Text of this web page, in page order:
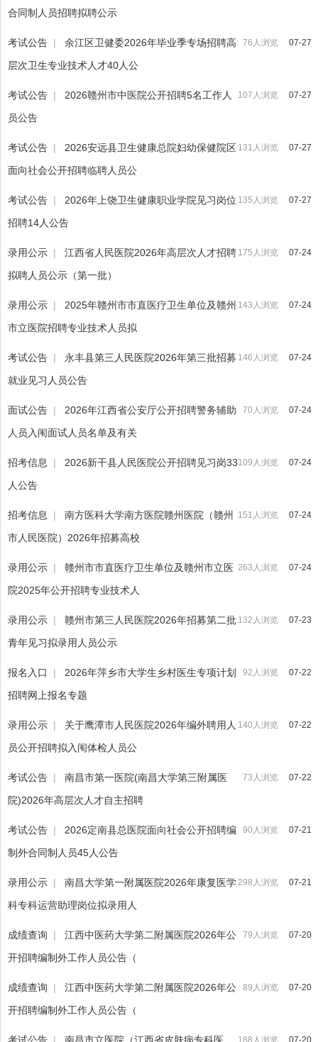
合同制人员招聘拟聘公示
07-27
76人浏览
考试公告 |
余江区卫健委2026年毕业季专场招聘高
层次卫生专业技术人才40人公
07-27
107人浏览
考试公告 |
2026赣州市中医院公开招聘5名工作人
员公告
07-27
131人浏览
考试公告 |
2026安远县卫生健康总院妇幼保健院区
面向社会公开招聘临聘人员公
07-27
135人浏览
考试公告 |
2026年上饶卫生健康职业学院见习岗位
招聘14人公告
07-24
175人浏览
录用公示 |
江西省人民医院2026年高层次人才招聘
拟聘人员公示（第一批）
07-24
143人浏览
录用公示 |
2025年赣州市市直医疗卫生单位及赣州
市立医院招聘专业技术人员拟
07-24
146人浏览
考试公告 |
永丰县第三人民医院2026年第三批招募
就业见习人员公告
07-24
70人浏览
面试公告 |
2026年江西省公安厅公开招聘警务辅助
人员入闱面试人员名单及有关
07-24
109人浏览
招考信息 |
2026新干县人民医院公开招聘见习岗33
人公告
07-24
151人浏览
招考信息 |
南方医科大学南方医院赣州医院（赣州
市人民医院）2026年招募高校
07-24
263人浏览
录用公示 |
赣州市市直医疗卫生单位及赣州市立医
院2025年公开招聘专业技术人
07-23
132人浏览
录用公示 |
赣州市第三人民医院2026年招募第二批
青年见习拟录用人员公示
07-22
92人浏览
报名入口 |
2026年萍乡市大学生乡村医生专项计划
招聘网上报名专题
07-22
140人浏览
录用公示 |
关于鹰潭市人民医院2026年编外聘用人
员公开招聘拟入闱体检人员公
07-22
73人浏览
考试公告 |
南昌市第一医院(南昌大学第三附属医
院)2026年高层次人才自主招聘
07-21
90人浏览
考试公告 |
2026定南县总医院面向社会公开招聘编
制外合同制人员45人公告
07-21
298人浏览
录用公示 |
南昌大学第一附属医院2026年康复医学
科专科运营助理岗位拟录用人
07-20
79人浏览
成绩查询 |
江西中医药大学第二附属医院2026年公
开招聘编制外工作人员公告（
07-20
89人浏览
成绩查询 |
江西中医药大学第二附属医院2026年公
开招聘编制外工作人员公告（
07-20
188人浏览